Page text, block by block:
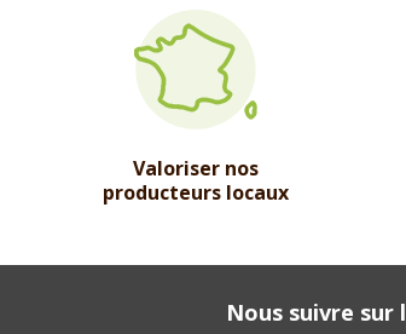
Valoriser nos
producteurs locaux
Nous suivre sur